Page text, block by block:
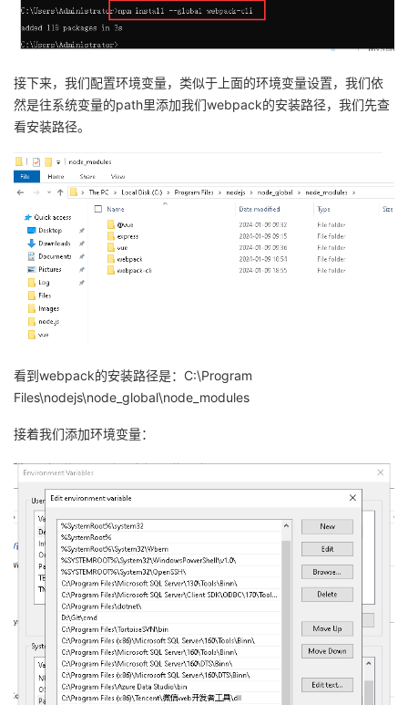
接下来，我们配置环境变量，类似于上面的环境变量设置，我们依
然是往系统变量的path里添加我们webpack的安装路径，我们先查
看安装路径。
看到webpack的安装路径是：C:\Program
Files\nodejs\node_global\node_modules
接着我们添加环境变量：